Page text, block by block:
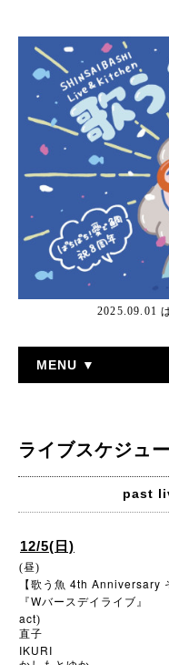
2025.09.01
MENU ▼
ライブスケジュ
past
12/5(日)
(昼)
【歌う魚 4th Anniversary
『Wバースデイライブ』
act)
直子
IKURI